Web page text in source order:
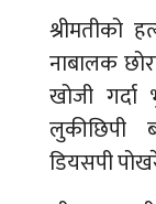
श्रीमतीको
नाबालक
खोजी गर्दा
लुकीछिपी
डियसपी